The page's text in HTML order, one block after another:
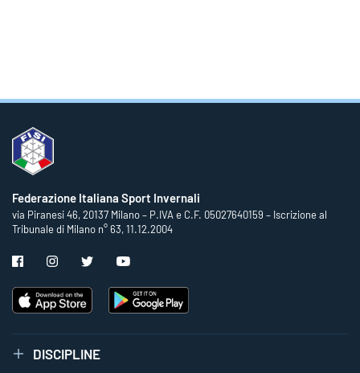
Federazione Italiana Sport Invernali
via Piranesi 46, 20137 Milano – P.IVA e C.F. 05027640159 – Iscrizione al
Tribunale di Milano n° 63, 11.12.2004
DISCIPLINE